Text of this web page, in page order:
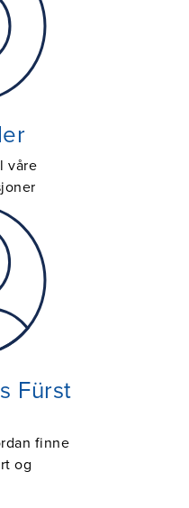
våre
Fürst
finne
og